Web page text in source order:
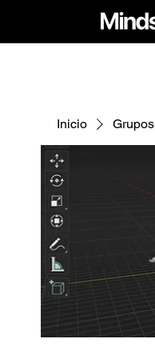
Inicio Grupos